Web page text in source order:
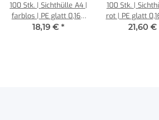
100 Stk. | Sichthülle A4 |
farblos | PE glatt 0,160
mm | REIF Hamburg
18,19 € *
100 Stk. |
rot | PE glatt
REIF
21,60 €